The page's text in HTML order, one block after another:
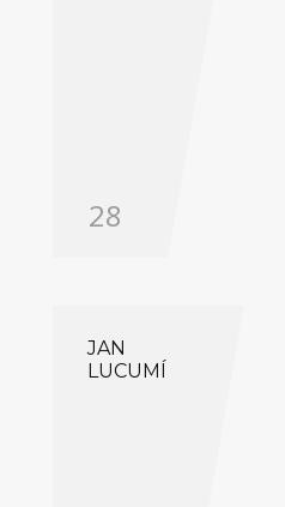
28
JAN
LUCUMÍ